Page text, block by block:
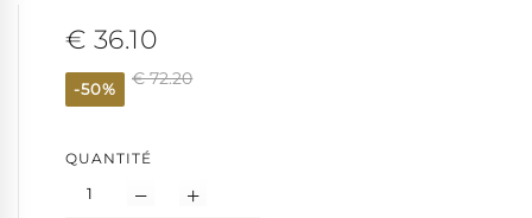
€ 36.10
-50%
€ 72.20
QUANTITÉ